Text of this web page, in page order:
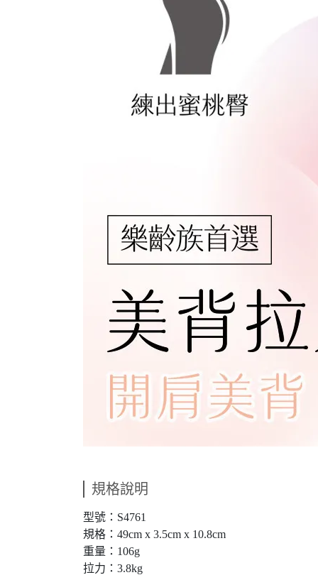
規格說明
型號：S4761
規格：49cm x 3.5cm x 10.8cm
重量：106g
拉力：3.8kg